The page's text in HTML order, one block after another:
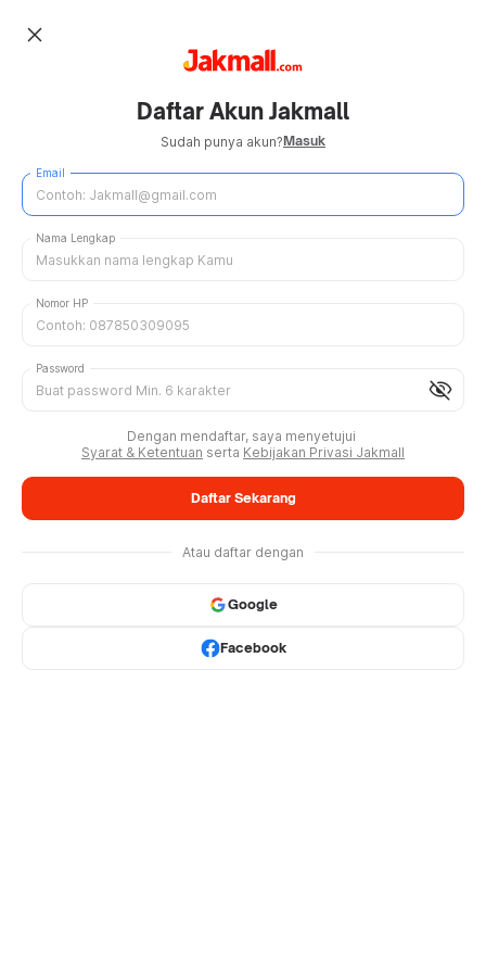
close
Daftar Akun Jakmall
Sudah punya akun?Masuk
Email
Nama Lengkap
Nomor HP
visibility_off
Password
Dengan mendaftar, saya menyetujui
Syarat & Ketentuan serta Kebijakan Privasi Jakmall
Daftar Sekarang
Atau daftar dengan
Google
Facebook